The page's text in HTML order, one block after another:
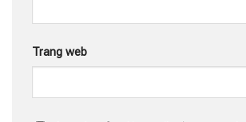
Trang web